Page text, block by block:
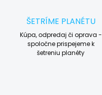
ŠETRÍME PLANÉTU
Kúpa, odpredaj či oprava -
spoločne prispejeme k
šetreniu planéty